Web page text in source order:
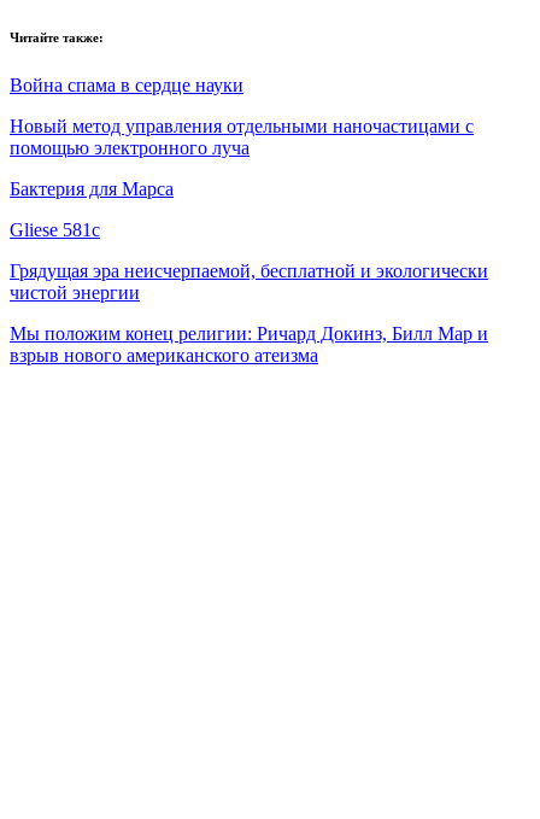
Читайте также:
Война спама в сердце науки
Новый метод управления отдельными наночастицами с
помощью электронного луча
Бактерия для Марса
Gliese 581c
Грядущая эра неисчерпаемой, бесплатной и экологически
чистой энергии
Мы положим конец религии: Ричард Докинз, Билл Мар и
взрыв нового американского атеизма